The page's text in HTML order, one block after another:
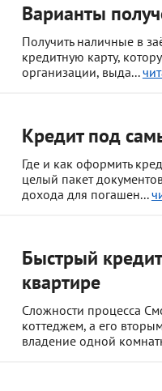
Варианты
Получить наличные в
кредитную карту,
организации, выда...
Кредит под
Где и как оформить
целый пакет
дохода для погашен...
Быстрый
квартире
Сложности процесса
коттеджем, а его
владение одной